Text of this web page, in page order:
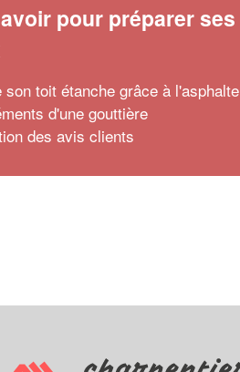
pour préparer ses
son toit étanche grâce à l'asphalte
d'une gouttière
des avis clients